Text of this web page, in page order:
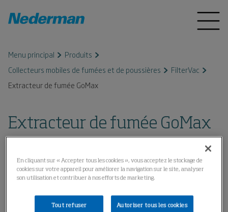
Menu principal
Produits
Collecteurs mobiles de fumées et de poussières
FilterVac
Extracteur de fumée GoMax
Extracteur de fumée GoMax
En cliquant sur « Accepter tous les cookies », vous acceptez le stockage de
cookies sur votre appareil pour améliorer la navigation sur le site, analyser
son utilisation et contribuer à nos efforts de marketing.
Tout refuser Autoriser tous les cookies